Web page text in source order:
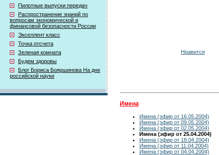
Пилотные выпуски передач
Распространение знаний по
вопросам экономической и
финансовой безопасности России
Экселлент класс
Точка отсчета
Зеленая комната
Будем здоровы
Блог Бориса Бояршинова На дне
российской науки
Нравится
Имена
Имена (эфир от 16.05.2004)
Имена (эфир от 09.05.2004)
Имена (эфир от 02.05.2004)
Имена (эфир от 25.04.2004)
Имена (эфир от 18.04.2004)
Имена (эфир от 11.04.2004)
Имена (эфир от 04.04.2004)